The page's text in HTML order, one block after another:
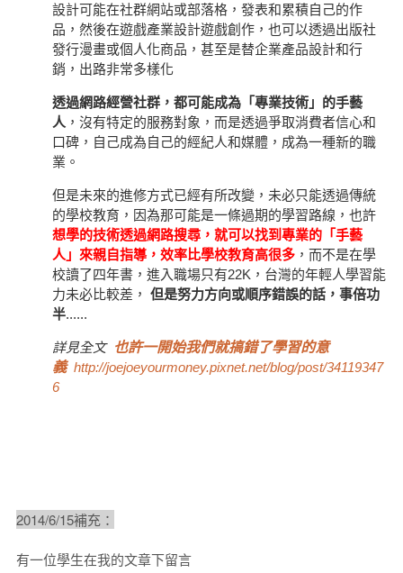
設計可能在社群網站或部落格，發表和累積自己的作
品，然後在遊戲產業設計遊戲創作，也可以透過出版社
發行漫畫或個人化商品，甚至是替企業產品設計和行
銷，出路非常多樣化
透過網路經營社群，都可能成為「專業技術」的手藝
人 ，沒有特定的服務對象，而是透過爭取消費者信心和
口碑，自己成為自己的經紀人和媒體，成為一種新的職
業。
但是未來的進修方式已經有所改變，未必只能透過傳統
的學校教育，因為那可能是一條過期的學習路線，也許
想學的技術透過網路搜尋，就可以找到專業的「手藝
人」來親自指導，效率比學校教育高很多，而不是在學
校讀了四年書，進入職場只有22K，台灣的年輕人學習能
力未必比較差， 但是努力方向或順序錯誤的話，事倍功
半......
詳見全文 也許一開始我們就搞錯了學習的意
義 http://joejoeyourmoney.pixnet.net/blog/post/34119347
6
2014/6/15補充：
有一位學生在我的文章下留言